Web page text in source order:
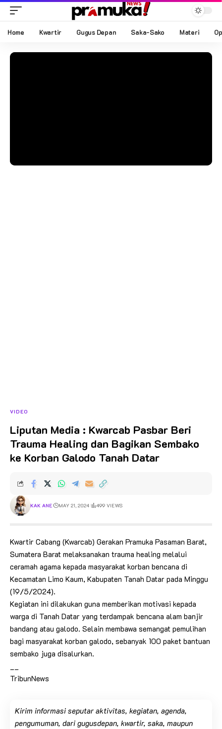
Home Kwartir Gugus Depan Saka-Sako Materi
VIDEO
Liputan Media : Kwarcab Pasbar Beri
Trauma Healing dan Bagikan Sembako
ke Korban Galodo Tanah Datar
KAK ANE MAY 21, 2024 499 VIEWS
Kwartir Cabang (Kwarcab) Gerakan Pramuka Pasaman Barat,
Sumatera Barat melaksanakan trauma healing melalui
ceramah agama kepada masyarakat korban bencana di
Kecamatan Limo Kaum, Kabupaten Tanah Datar pada Minggu
(19/5/2024).
Kegiatan ini dilakukan guna memberikan motivasi kepada
warga di Tanah Datar yang terdampak bencana alam banjir
bandang atau galodo. Selain membawa semangat pemulihan
bagi masyarakat korban galodo, sebanyak 100 paket bantuan
sembako juga disalurkan.
TribunNews
Kirim informasi seputar aktivitas, kegiatan, agenda,
pengumuman, dari gugusdepan, kwartir, saka, maupun